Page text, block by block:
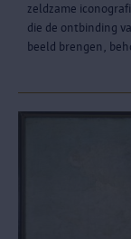
zeldzame
die de ontbinding
beeld brengen,